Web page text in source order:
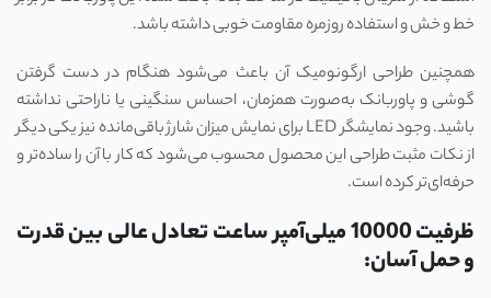
خط و خش و استفاده روزمره مقاومت خوبی داشته باشد.
همچنین طراحی ارگونومیک آن باعث می‌شود هنگام در دست گرفتن
گوشی و پاوربانک به‌صورت همزمان، احساس سنگینی یا ناراحتی نداشته
باشید. وجود نمایشگر LED برای نمایش میزان شارژ باقی‌مانده نیز یکی دیگر
از نکات مثبت طراحی این محصول محسوب می‌شود که کار با آن را ساده‌تر و
حرفه‌ای‌تر کرده است.
ظرفیت 10000 میلی‌آمپر ساعت تعادل عالی بین قدرت
و حمل آسان: